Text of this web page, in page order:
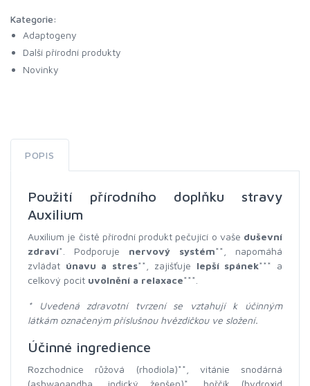
Kategorie:
Adaptogeny
Další přírodní produkty
Novinky
POPIS
Použití přírodního doplňku stravy
Auxilium
Auxilium je čistě přírodní produkt pečující o vaše duševní
zdraví*. Podporuje nervový systém**, napomáhá
zvládat únavu a stres**, zajišťuje lepší spánek*** a
celkový pocit uvolnění a relaxace***.
*
Uvedená zdravotní tvrzení se vztahují k účinným
látkám označeným příslušnou hvězdičkou ve složení.
Účinné ingredience
Rozchodnice růžová (rhodiola)**, vitánie snodárná
(ashwagandha, indický ženšen)*, hořčík (hydroxid